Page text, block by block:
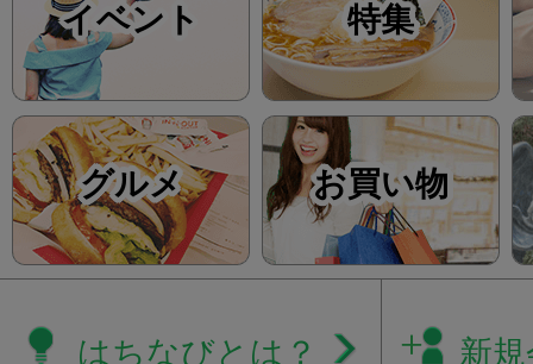
イベント 特集
グルメ お買い物
はちなびとは？ 新